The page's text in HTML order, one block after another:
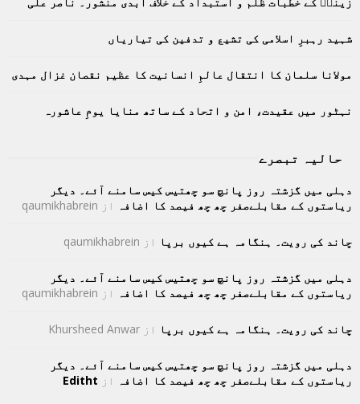
r
R
C
H
شہید رہبرِ اسلامی کی تشیع و تدفین کی تیاریاں
مولانا سلمان کا انتقال عالمِ انسانیت کا عظیم نقصان غزال مہدی
نہٹور میں عقیدت، امن و اتحاد کے ساتھ منایا یومِ عاشورہ
حالیہ تبصرے
دہلی میں گزشتہ روز پانچ سو چھتیس کیس سامنے آئے۔ دیگر
ریاستوں کے مقابلےصفر چھ چھ فیصد کا اضافہ
از qaumikhabrein
چاند کی رویت۔ ہنگامہ ہے کیوں برپا از qaumikhabrein
دہلی میں گزشتہ روز پانچ سو چھتیس کیس سامنے آئے۔ دیگر
ریاستوں کے مقابلےصفر چھ چھ فیصد کا اضافہ
از qaumikhabrein
چاند کی رویت۔ ہنگامہ ہے کیوں برپا از Khursheed Anwar
دہلی میں گزشتہ روز پانچ سو چھتیس کیس سامنے آئے۔ دیگر
ریاستوں کے مقابلےصفر چھ چھ فیصد کا اضافہ
از Editht